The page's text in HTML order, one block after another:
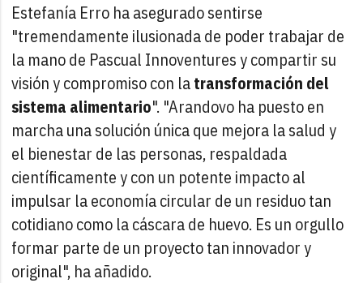
Estefanía Erro ha asegurado sentirse
"tremendamente ilusionada de poder trabajar de
la mano de Pascual Innoventures y compartir su
visión y compromiso con latransformación del
sistema alimentario". "Arandovo ha puesto en
marcha una solución única que mejora la salud y
el bienestar de las personas, respaldada
científicamente y con un potente impacto al
impulsar la economía circular de un residuo tan
cotidiano como la cáscara de huevo. Es un orgullo
formar parte de un proyecto tan innovador y
original", ha añadido.